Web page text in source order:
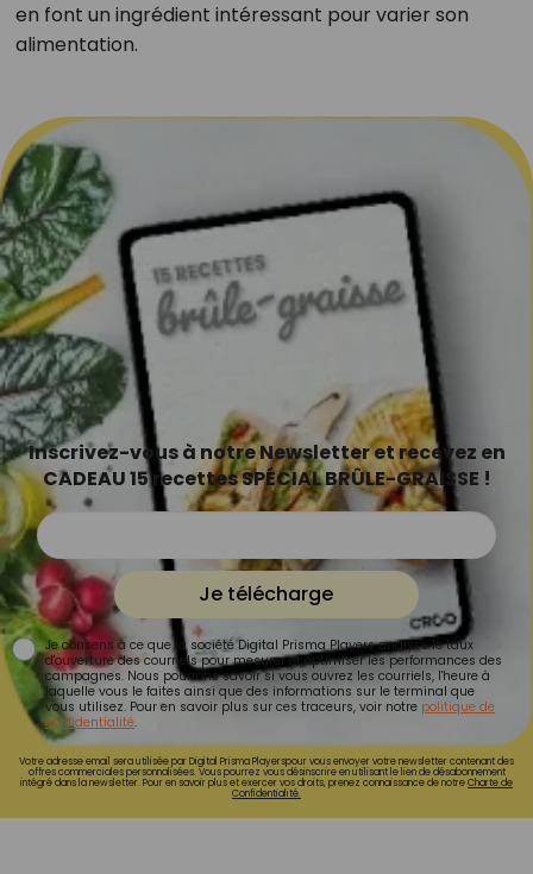
en font un ingrédient intéressant pour varier son
alimentation.
Inscrivez-vous à notre Newsletter et recevez en
CADEAU 15 recettes SPÉCIAL BRÛLE-GRAISSE !
Je télécharge
Je consens à ce que la société Digital Prisma Players analyse le taux
d'ouverture des courriels pour mesurer et optimiser les performances des
campagnes. Nous pourrons savoir si vous ouvrez les courriels, l'heure à
laquelle vous le faites ainsi que des informations sur le terminal que
vous utilisez. Pour en savoir plus sur ces traceurs, voir notre politique de
confidentialité.
Votre adresse email sera utilisée par Digital Prisma Playerspour vous envoyer votre newsletter contenant des
offres commerciales personnalisées. Vous pourrez vous désinscrire en utilisant le lien de désabonnement
intégré dans la newsletter. Pour en savoir plus et exercer vos droits, prenez connaissance de notreCharte de
Confidentialité.